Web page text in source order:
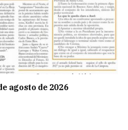
agosto de 2026